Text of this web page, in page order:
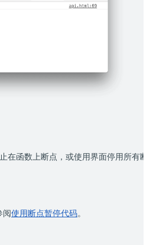
在函数上断点，或使用界面停用所有断
阅使用断点暂停代码。